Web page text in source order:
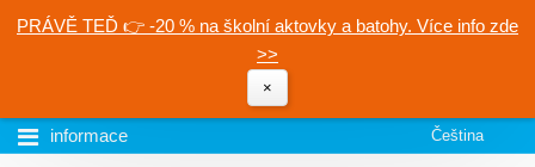
PRÁVĚ TEĎ 👉 -20 % na školní aktovky a batohy. Více info zde
>>
×
informace Čeština